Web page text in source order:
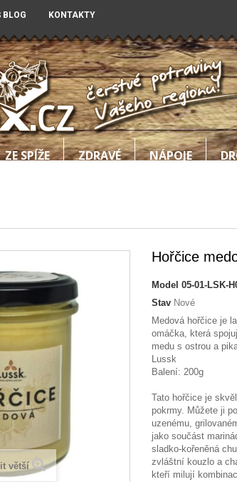
BLOG KONTAKTY
ZE SPÍŽE ZDRAVÉ NÁPOJE
větší
Hořčice
Model 05-01-LSK-
Stav Nové
Medová hořčice je
omáčka, která
medu s ostrou a
Lussk
Balení: 200g
Tato hořčice je
pokrmy. Můžete ji
uzenému,
jako součást
sladko-kořeněná
zvláštní kouzlo a
kteří milují